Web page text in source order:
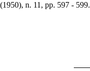
n. 11, pp. 597 - 599.